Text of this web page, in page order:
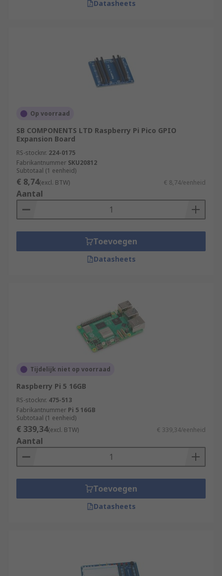
Datasheets
Op voorraad
SB COMPONENTS LTD Raspberry Pi Pico GPIO
Expansion Board
RS-stocknr. 224-0175
Fabrikantnummer SKU20812
Subtotaal (1 eenheid)
€ 8,74(excl. BTW) € 8,74/eenheid
Aantal
Toevoegen
Datasheets
Tijdelijk niet op voorraad
Raspberry Pi 5 16GB
RS-stocknr. 475-513
Fabrikantnummer Pi 5 16GB
Subtotaal (1 eenheid)
€ 339,34(excl. BTW) € 339,34/eenheid
Aantal
Toevoegen
Datasheets